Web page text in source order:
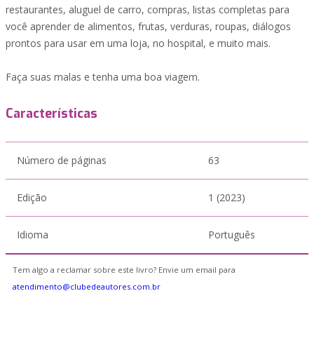
restaurantes, aluguel de carro, compras, listas completas para
você aprender de alimentos, frutas, verduras, roupas, diálogos
prontos para usar em uma loja, no hospital, e muito mais.
Faça suas malas e tenha uma boa viagem.
Características
Número de páginas 63
Edição 1 (2023)
Idioma Português
Tem algo a reclamar sobre este livro? Envie um email para
atendimento@clubedeautores.com.br